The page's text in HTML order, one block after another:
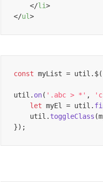
</li>
</ul>
const myList = util.$(
util. on( '.abc > *' ,
let myEl = util.
    util.
toggleClass